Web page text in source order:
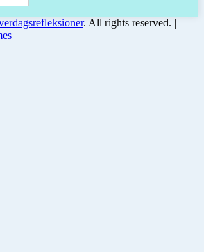
. All rights reserved. |